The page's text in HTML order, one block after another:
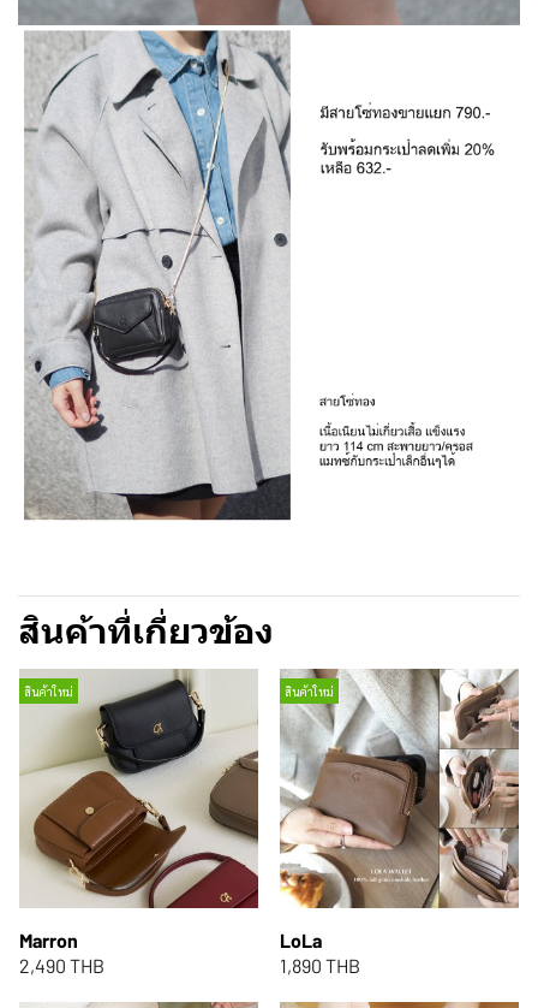
สินค้าที่เกี่ยวข้อง
สินค้าใหม่
Marron
2,490 THB
สินค้าใหม่
LoLa
1,890 THB